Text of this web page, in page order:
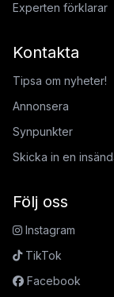
Experten förklarar
Kontakta
Tipsa om nyheter!
Annonsera
Synpunkter
Skicka in en
Följ oss
Instagram
TikTok
Facebook